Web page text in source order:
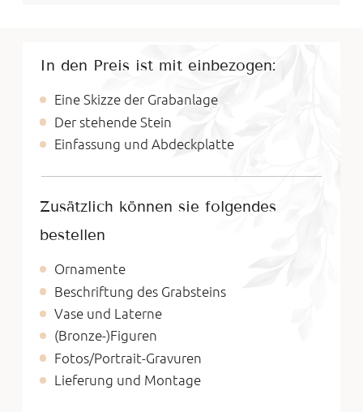
In den Preis ist mit einbezogen:
Eine Skizze der Grabanlage
Der stehende Stein
Einfassung und Abdeckplatte
Zusätzlich können sie folgendes
bestellen
Ornamente
Beschriftung des Grabsteins
Vase und Laterne
(Bronze-)Figuren
Fotos/Portrait-Gravuren
Lieferung und Montage